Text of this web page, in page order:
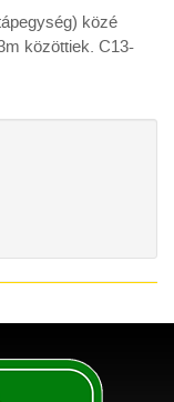
közé
közöttiek. C13-